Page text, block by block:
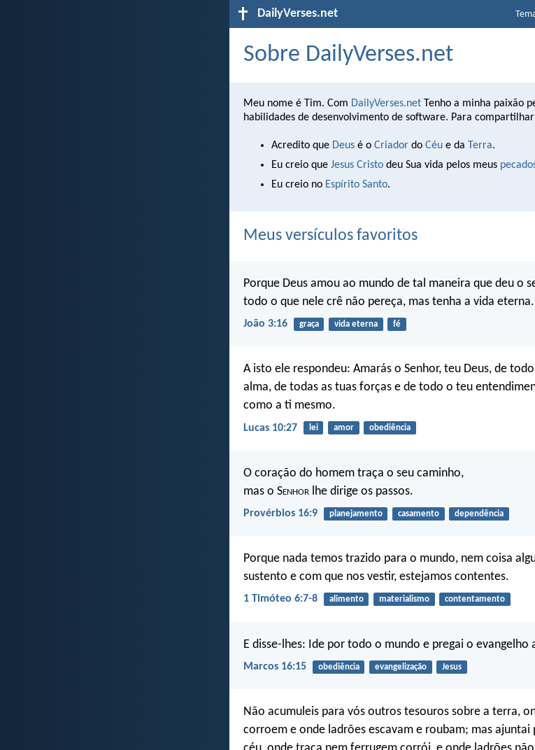
DailyVerses.net
Sobre DailyVerses.net
Meu nome é Tim. Com DailyVerses.net Tenho a minha paixão
habilidades de desenvolvimento de software. Para
Acredito que Deus é o Criador do Céu e da Terra.
Eu creio que Jesus Cristo deu Sua vida pelos meus
Eu creio no Espírito Santo.
Meus versículos favoritos
Porque Deus amou ao mundo de tal maneira que deu o
todo o que nele crê não pereça, mas tenha a vida eterna.
João 3:16 graça vida eterna fé
A isto ele respondeu: Amarás o Senhor, teu Deus, de
alma, de todas as tuas forças e de todo o teu
como a ti mesmo.
Lucas 10:27 lei amor obediência
O coração do homem traça o seu caminho,
mas o Senhor lhe dirige os passos.
Provérbios 16:9 planejamento casamento dependência
Porque nada temos trazido para o mundo, nem coisa
sustento e com que nos vestir, estejamos contentes.
1 Timóteo 6:7-8 alimento materialismo contentamento
E disse-lhes: Ide por todo o mundo e pregai o evangelho
Marcos 16:15 obediência evangelização Jesus
Não acumuleis para vós outros tesouros sobre a terra,
corroem e onde ladrões escavam e roubam; mas